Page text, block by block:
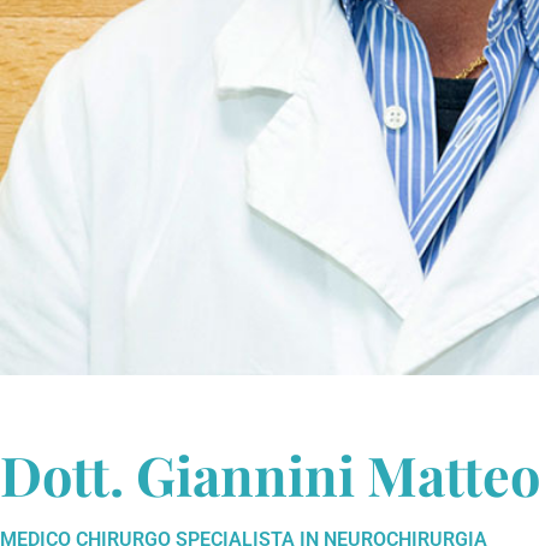
Dott. Giannini Matteo
MEDICO CHIRURGO SPECIALISTA IN NEUROCHIRURGIA